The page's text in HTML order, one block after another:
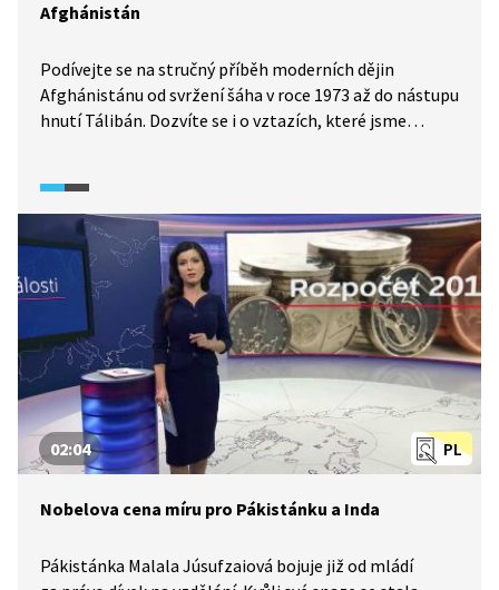
Afghánistán
Podívejte se na stručný příběh moderních dějin
Afghánistánu od svržení šáha v roce 1973 až do nástupu
hnutí Tálibán. Dozvíte se i o vztazích, které jsme
hlavním městě Kábulu jezdily československé
trolejbusy.
PL
02:04
Nobelova cena míru pro Pákistánku a Inda
Pákistánka Malala Júsufzaiová bojuje již od mládí